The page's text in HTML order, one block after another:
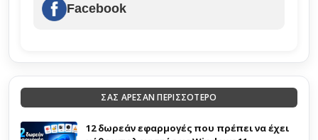
Facebook
ΣΑΣ ΑΡΕΣΑΝ ΠΕΡΙΣΣΟΤΕΡΟ
12 δωρεάν εφαρμογές που πρέπει να έχει